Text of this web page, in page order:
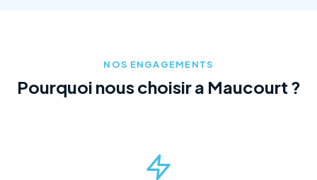
NOS ENGAGEMENTS
Pourquoi nous choisir a Maucourt ?